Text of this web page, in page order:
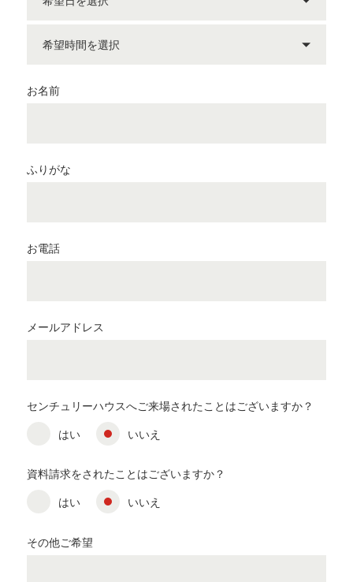
お名前
ふりがな
お電話
メールアドレス
センチュリーハウスへご来場されたことはございますか？
はい
いいえ
資料請求をされたことはございますか？
はい
いいえ
その他ご希望